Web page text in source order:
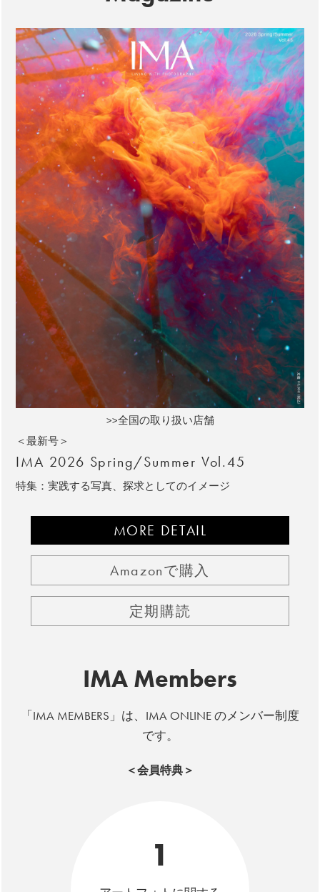
>>全国の取り扱い店舗
＜最新号＞
IMA 2026 Spring/Summer Vol.45
特集：実践する写真、探求としてのイメージ
MORE DETAIL
Amazonで購入
定期購読
IMA Members
「IMA MEMBERS」は、IMA ONLINE のメンバー制度
です。
＜会員特典＞
1